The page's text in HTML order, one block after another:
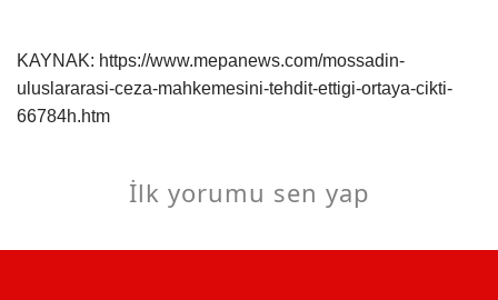
KAYNAK: https://www.mepanews.com/mossadin-
uluslararasi-ceza-mahkemesini-tehdit-ettigi-ortaya-cikti-
66784h.htm
İlk yorumu sen yap